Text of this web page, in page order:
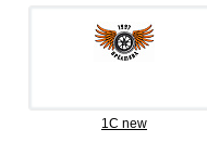
1C new